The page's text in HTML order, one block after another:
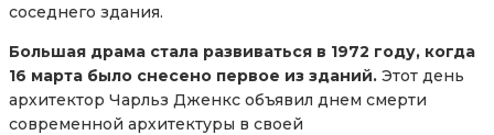
соседнего здания.
Большая драма стала развиваться в 1972 году, когда
16 марта было снесено первое из зданий. Этот день
архитектор Чарльз Дженкс объявил днем смерти
современной архитектуры в своей